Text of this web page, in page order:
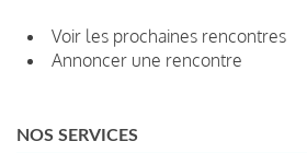
Voir les prochaines rencontres
Annoncer une rencontre
NOS SERVICES